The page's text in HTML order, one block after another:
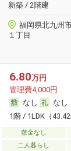
新築 / 2階建
福岡県北九州
１丁目
6.80万円
管理費4,000円
なし
なし
1階 / 1LDK（
敷金なし
二人暮らし